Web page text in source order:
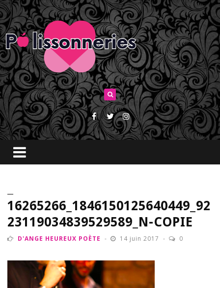
16265266_1846150125640449_92
23119034839529589_N-COPIE
D'ANGE HEUREUX POÈTE 14 juin 2017 0